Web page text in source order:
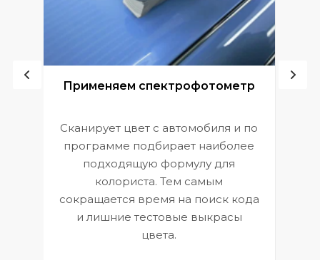
Применяем спектрофотометр
Сканирует цвет с автомобиля и по
программе подбирает наиболее
подходящую формулу для
колориста. Тем самым
сокращается время на поиск кода
и лишние тестовые выкрасы
цвета.